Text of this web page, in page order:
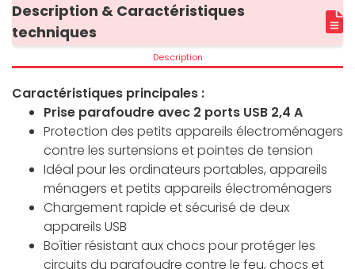
Description & Caractéristiques
techniques
Description
Caractéristiques principales :
Prise parafoudre avec 2 ports USB 2,4 A
Protection des petits appareils électroménagers
contre les surtensions et pointes de tension
Idéal pour les ordinateurs portables, appareils
ménagers et petits appareils électroménagers
Chargement rapide et sécurisé de deux
appareils USB
Boîtier résistant aux chocs pour protéger les
circuits du parafoudre contre le feu, chocs et